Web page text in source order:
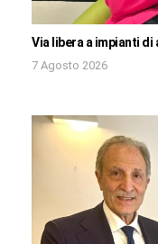
Via libera a impianti di
7 Agosto 2026